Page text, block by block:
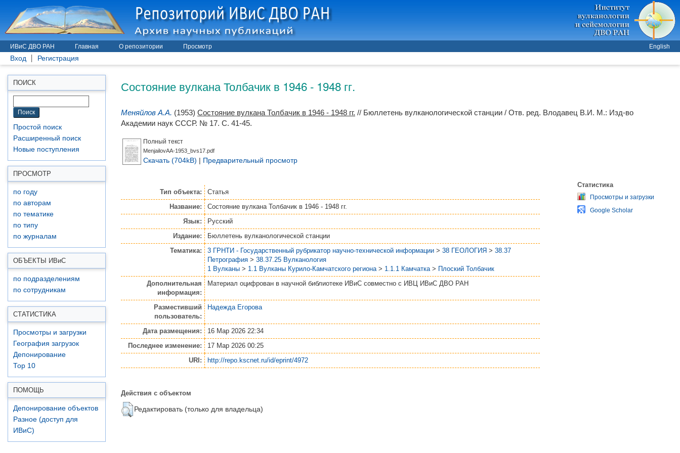
ИВиС ДВО РАН Главная О репозитории Просмотр English
Вход Регистрация
ПОИСК
Простой поиск
Расширенный поиск
Новые поступления
ПРОСМОТР
по году
по авторам
по тематике
по типу
по журналам
ОБЪЕКТЫ ИВиС
по подразделениям
по сотрудникам
СТАТИСТИКА
Просмотры и загрузки
География загрузок
Депонирование
Top 10
ПОМОЩЬ
Депонирование объектов
Разное (доступ для
ИВиС)
Состояние вулкана Толбачик в 1946 - 1948 гг.
Меняйлов А.А. (1953) Состояние вулкана Толбачик в 1946 - 1948 гг. // Бюллетень вулканологической станции / Отв. ред. Влодавец В.И. М.: Изд-во
Академии наук СССР. № 17. С. 41-45.
Полный текст
MenjailovAA-1953_bvs17.pdf
Скачать (704kB) | Предварительный просмотр
Тип объекта:
Статья
Название:
Состояние вулкана Толбачик в 1946 - 1948 гг.
Язык:
Русский
Издание:
Бюллетень вулканологической станции
Тематика:
3 ГРНТИ - Государственный рубрикатор научно-технической информации > 38 ГЕОЛОГИЯ > 38.37
Петрография > 38.37.25 Вулканология
1 Вулканы > 1.1 Вулканы Курило-Камчатского региона > 1.1.1 Камчатка > Плоский Толбачик
Дополнительная
информация:
Материал оцифрован в научной библиотеке ИВиС совместно с ИВЦ ИВиС ДВО РАН
Разместивший
пользователь:
Надежда Егорова
Дата размещения:
16 Мар 2026 22:34
Последнее изменение:
17 Мар 2026 00:25
URI:
http://repo.kscnet.ru/id/eprint/4972
Действия с объектом
Редактировать (только для владельца)
Статистика
Просмотры и загрузки
Google Scholar